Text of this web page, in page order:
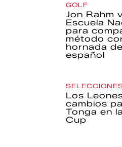
GOLF
Jon Rahm
Escuela
para
método
hornada
español
Los
cambios
Tonga en
Cup